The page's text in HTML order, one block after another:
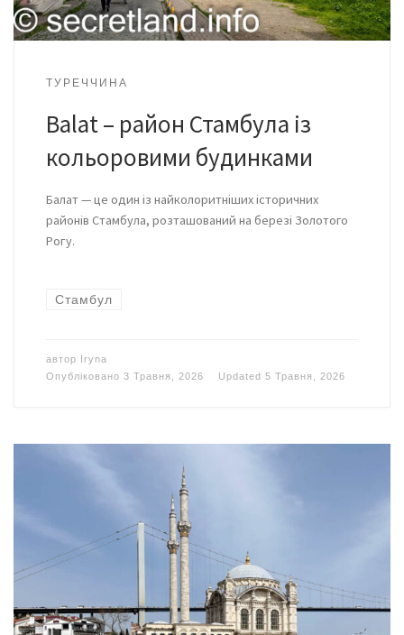
ТУРЕЧЧИНА
Balat – район Стамбула із
кольоровими будинками
Балат — це один із найколоритніших історичних
районів Стамбула, розташований на березі Золотого
Рогу.
Стамбул
автор Iryna
Опубліковано 3 Травня, 2026 Updated 5 Травня, 2026